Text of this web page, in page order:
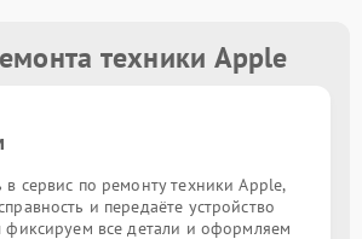
техники Apple
сервис по ремонту техники Apple,
и передаёте устройство
фиксируем все детали и оформляем